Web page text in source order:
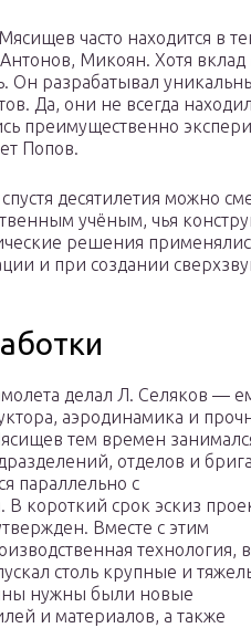
часто находится в
Микоян. Хотя
Он разрабатывал
Да, они не всегда
преимущественно
Попов.
десятилетия можно
учёным, чья
решения
и при создании
делал Л. Селяков —
аэродинамика и
тем времен
отделов и
параллельно с
короткий срок эскиз
Вместе с этим
технология,
столь крупные и
нужны были новые
и материалов, а также